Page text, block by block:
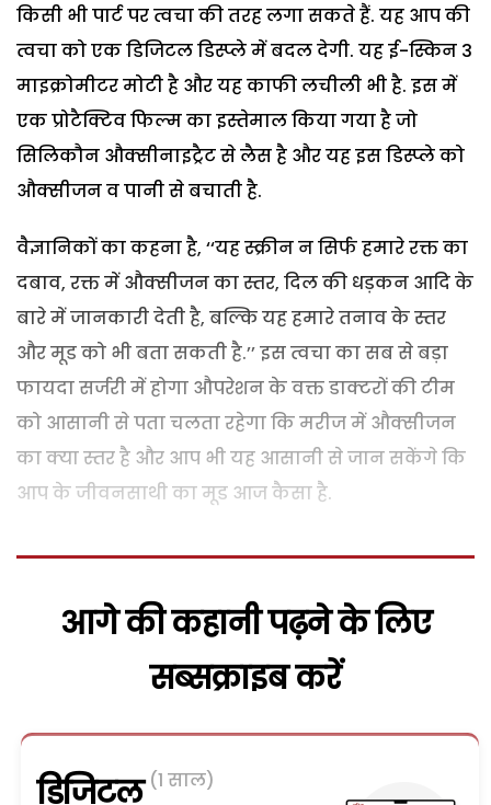
किसी भी पार्ट पर त्वचा की तरह लगा सकते हैं. यह आप की
त्वचा को एक डिजिटल डिस्प्ले में बदल देगी. यह ई-स्किन 3
माइक्रोमीटर मोटी है और यह काफी लचीली भी है. इस में
एक प्रोटैक्टिव फिल्म का इस्तेमाल किया गया है जो
सिलिकौन औक्सीनाइट्रैट से लैस है और यह इस डिस्प्ले को
औक्सीजन व पानी से बचाती है.
वैज्ञानिकों का कहना है, ‘‘यह स्क्रीन न सिर्फ हमारे रक्त का
दबाव, रक्त में औक्सीजन का स्तर, दिल की धड़कन आदि के
बारे में जानकारी देती है, बल्कि यह हमारे तनाव के स्तर
और मूड को भी बता सकती है.’’ इस त्वचा का सब से बड़ा
फायदा सर्जरी में होगा औपरेशन के वक्त डाक्टरों की टीम
को आसानी से पता चलता रहेगा कि मरीज में औक्सीजन
का क्या स्तर है और आप भी यह आसानी से जान सकेंगे कि
आप के जीवनसाथी का मूड आज कैसा है.
आगे की कहानी पढ़ने के लिए
सब्सक्राइब करें
डिजिटल (1 साल)